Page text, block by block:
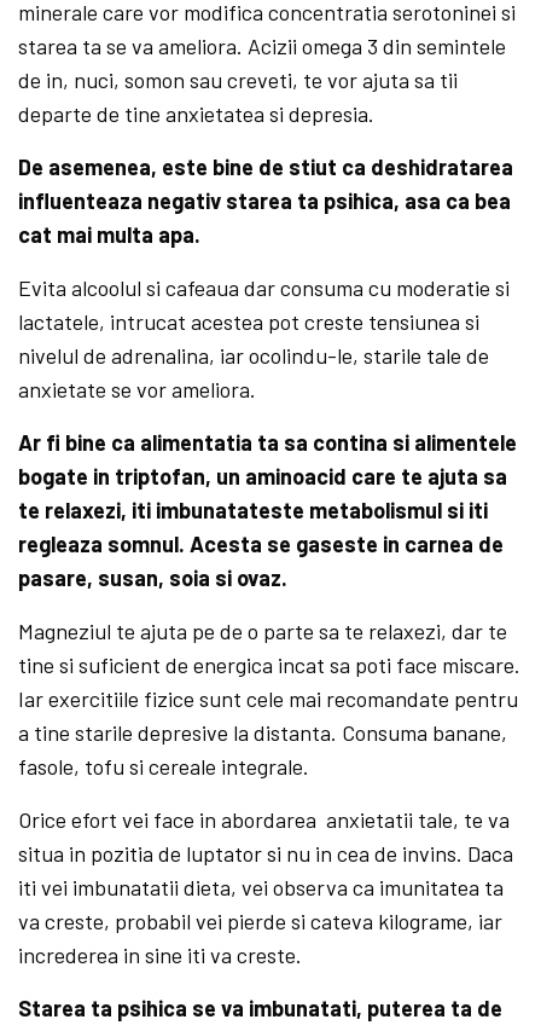
minerale care vor modifica concentratia serotoninei si
starea ta se va ameliora. Acizii omega 3 din semintele
de in, nuci, somon sau creveti, te vor ajuta sa tii
departe de tine anxietatea si depresia.
De asemenea, este bine de stiut ca deshidratarea
influenteaza negativ starea ta psihica, asa ca bea
cat mai multa apa.
Evita alcoolul si cafeaua dar consuma cu moderatie si
lactatele, intrucat acestea pot creste tensiunea si
nivelul de adrenalina, iar ocolindu-le, starile tale de
anxietate se vor ameliora.
Ar fi bine ca alimentatia ta sa contina si alimentele
bogate in triptofan, un aminoacid care te ajuta sa
te relaxezi, iti imbunatateste metabolismul si iti
regleaza somnul. Acesta se gaseste in carnea de
pasare, susan, soia si ovaz.
Magneziul te ajuta pe de o parte sa te relaxezi, dar te
tine si suficient de energica incat sa poti face miscare.
Iar exercitiile fizice sunt cele mai recomandate pentru
a tine starile depresive la distanta. Consuma banane,
fasole, tofu si cereale integrale.
Orice efort vei face in abordarea anxietatii tale, te va
situa in pozitia de luptator si nu in cea de invins. Daca
iti vei imbunatatii dieta, vei observa ca imunitatea ta
va creste, probabil vei pierde si cateva kilograme, iar
increderea in sine iti va creste.
Starea ta psihica se va imbunatati, puterea ta de